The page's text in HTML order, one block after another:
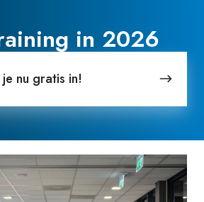
in 2026
nu gratis in!